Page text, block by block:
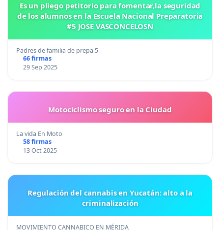
Es un pliego petitorio para fomentar,la seguridad
de los alumnos en la Escuela Nacional Preparatoria
#5 JOSE VASCONCELOSN
Padres de familia de prepa 5
66 firmas
29 Sep 2025
Motociclismo seguro en la Ciudad
La vida En Moto
58 firmas
13 Oct 2025
Regulación del cannabis en Yucatán: alto a la
criminalización
MOVIMIENTO CANNABICO EN MÉRIDA